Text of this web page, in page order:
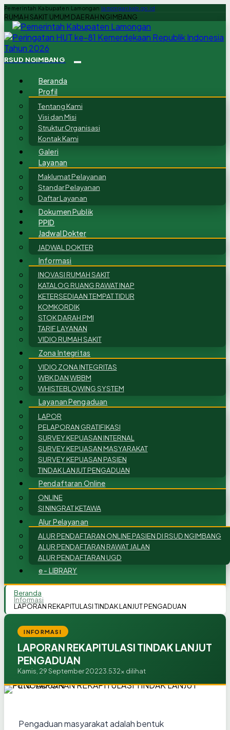
Pemerintah Kabupaten Lamongan lamongankab.go.id
RUMAH SAKIT UMUM DAERAH NGIMBANG
RSUD NGIMBANG
Beranda
Profil
Tentang Kami
Visi dan Misi
Struktur Organisasi
Kontak Kami
Galeri
Layanan
Maklumat Pelayanan
Standar Pelayanan
Daftar Layanan
Dokumen Publik
PPID
Jadwal Dokter
JADWAL DOKTER
Informasi
INOVASI RUMAH SAKIT
KATALOG RUANG RAWAT INAP
KETERSEDIAAN TEMPAT TIDUR
KOMKORDIK
STOK DARAH PMI
TARIF LAYANAN
VIDIO RUMAH SAKIT
Zona Integritas
VIDIO ZONA INTEGRITAS
WBK DAN WBBM
WHISTEBLOWING SYSTEM
Layanan Pengaduan
LAPOR
PELAPORAN GRATIFIKASI
SURVEY KEPUASAN INTERNAL
SURVEY KEPUASAN MASYARAKAT
SURVEY KEPUASAN PASIEN
TINDAK LANJUT PENGADUAN
Pendaftaran Online
ONLINE
SI NINGRAT KETAWA
Alur Pelayanan
ALUR PENDAFTARAN ONLINE PASIEN DI RSUD NGIMBANG
ALUR PENDAFTARAN RAWAT JALAN
ALUR PENDAFTARAN UGD
e - LIBRARY
Beranda
Informasi
LAPORAN REKAPITULASI TINDAK LANJUT PENGADUAN
INFORMASI
LAPORAN REKAPITULASI TINDAK LANJUT
PENGADUAN
Kamis, 29 September 20223.532x dilihat
Pengaduan masyarakat adalah bentuk